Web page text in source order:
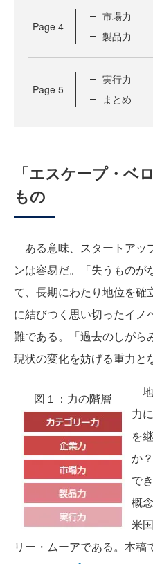
Page 4
市場力
製品力
Page 5
実行力
まとめ
「エスケープ・ベ
もの
ある意味、スタートアッ
ンは容易だ。「失うものが
て、長期にわたり地位を確
に結びつく思い切ったイノ
難である。「過去のしがら
現状の変化を妨げる重力と
図１：力の階層
力
を
か
で
概
米
リー・ムーアである。本稿